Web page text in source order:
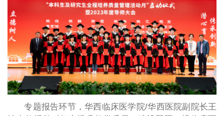
专题报告环节，华西临床医学院/华西医院副院长王